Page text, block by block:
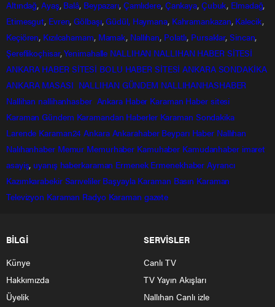
Altındağ,Ayaş, Balâ, Beypazarı, Çamlıdere, Çankaya, Çubuk, Elmadağ,
Etimesgut, Evren,Gölbaşı,Güdül, Haymana, Kahramankazan, Kalecik,
Keçiören, Kızılcahamam, Mamak, Nallıhan, Polatlı, Pursaklar,Sincan,
Şereflikoçhisar,Yenimahalle NALLIHAN NALLIHAN HABER SİTESİ
ANKARA HABER SİTESİ BOLU HABER SİTESİ ANKARA SONDAKİKA
ANKARA MASASI NALLIHAN GÜNDEM NALLIHANHASHABER
Nallihan nallihanhasber Ankara Haber Karaman Haber sitesi
Karaman Gündem Karamandan Haberler Karaman Sondakika
Larende Karaman24 Ankara Ankarahaber Beyparı Haber Nallıhan
Nalıhanhaber Memur Memurhaber Kamuhaber Kamudanhaber imaret
asayiş, uyanış haberkaraman Ermenek Ermenekhaber Ayrancı
Kazımkarabekir Sarıveliler Başyayla Karaman Basın Karaman
Televizyon Karaman Radyo Karaman gazete
BİLGİ
Künye
Hakkımızda
Üyelik
SERVİSLER
Canlı TV
TV Yayın Akışları
Nallıhan Canlı izle